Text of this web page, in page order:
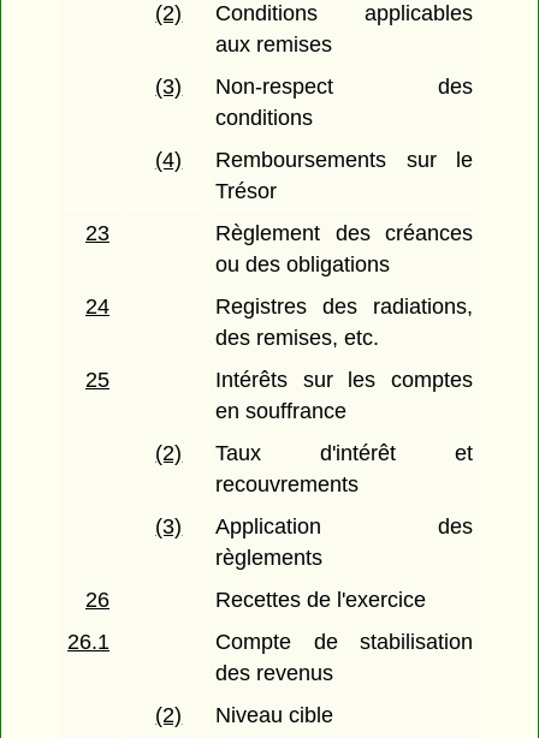
(2)
Conditions applicables
aux remises
(3)
Non-respect des
conditions
(4)
Remboursements sur le
Trésor
23
Règlement des créances
ou des obligations
24
Registres des radiations,
des remises, etc.
25
Intérêts sur les comptes
en souffrance
(2)
Taux d'intérêt et
recouvrements
(3)
Application des
règlements
26
Recettes de l'exercice
26.1
Compte de stabilisation
des revenus
(2)
Niveau cible